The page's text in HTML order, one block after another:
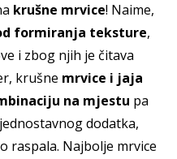
krušne mrvice! Naime,
formiranja teksture,
i zbog njih je čitava
krušne mrvice i jaja
na mjestu pa
dodatka,
raspala. Najbolje mrvice